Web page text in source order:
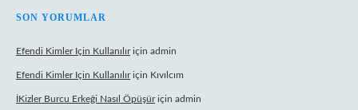
SON YORUMLAR
Efendi Kimler Için Kullanılıriçin admin
Efendi Kimler Için Kullanılıriçin Kıvılcım
İKizler Burcu Erkeği Nasıl Öpüşüriçin admin